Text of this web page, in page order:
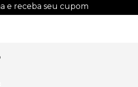
e receba seu cupom